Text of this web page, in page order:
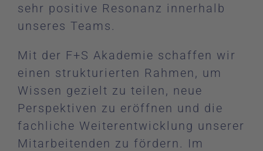
sehr positive Resonanz innerhalb
unseres Teams.
Mit der F+S Akademie schaffen wir
einen strukturierten Rahmen, um
Wissen gezielt zu teilen, neue
Perspektiven zu eröffnen und die
fachliche Weiterentwicklung unserer
Mitarbeitenden zu fördern. Im